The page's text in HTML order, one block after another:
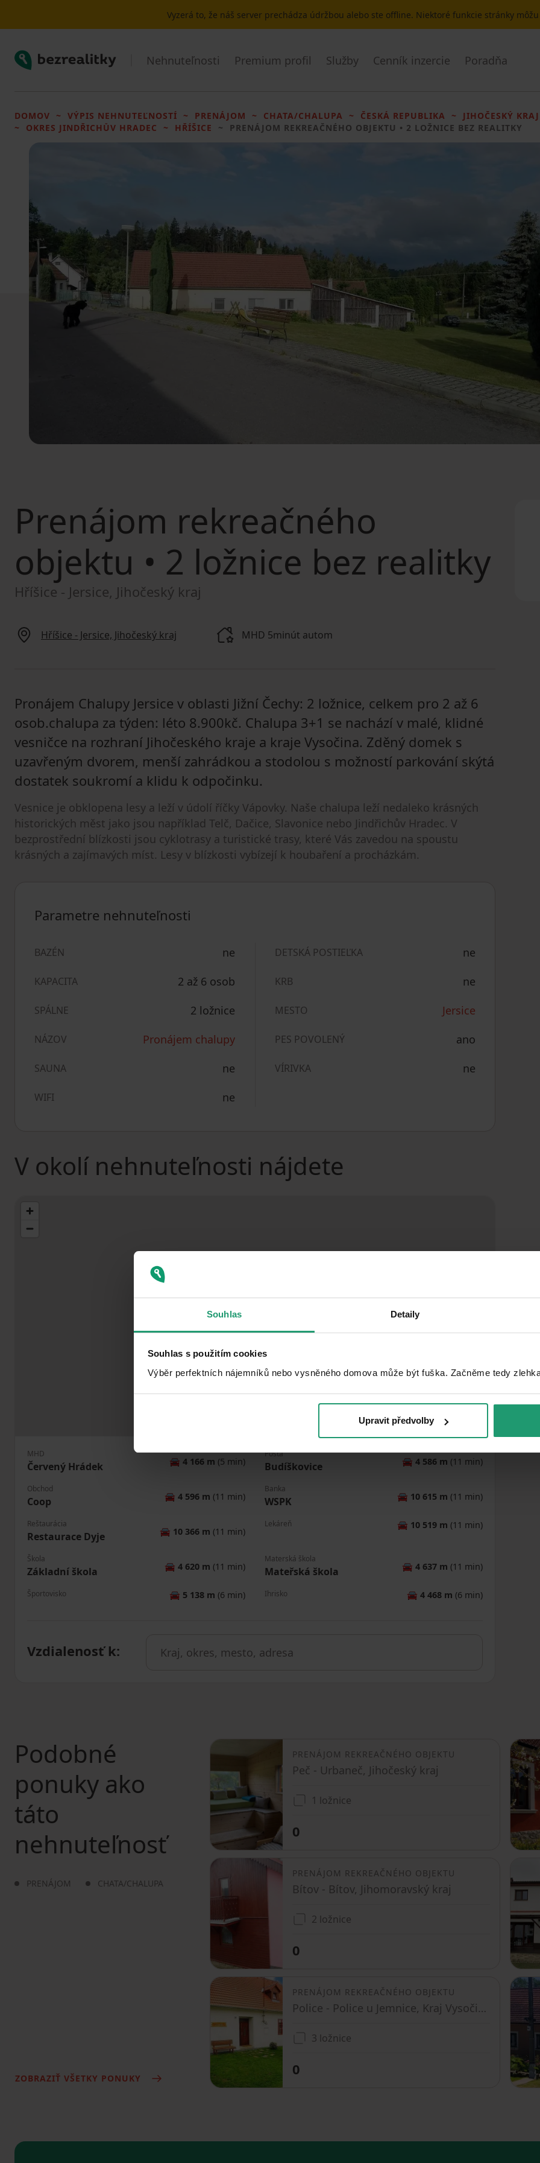
Souhlas Detaily
Souhlas s použitím cookies
Výběr perfektních nájemníků nebo vysněného domova může být fuška. Začněme tedy
Upravit předvolby
Vyzerá to, že náš server prechádza údržbou alebo ste offline. Niektoré funkcie stránky
Bezrealitky Nehnuteľnosti Premium profil Služby Cenník inzercie Poradňa
DOMOV VÝPIS NEHNUTEĽNOSTÍ PRENÁJOM CHATA/CHALUPA ČESKÁ REPUBLIKA
JIHOČESKÝ KRAJ
OKRES JINDŘICHŮV HRADEC
HŘÍŠICE PRENÁJOM REKREAČNÉHO OBJEKTU • 2 LOŽNICE BEZ REALITKY
Prenájom rekreačného
objektu • 2 ložnice bez realitky
Hříšice - Jersice, Jihočeský kraj
Hříšice - Jersice, Jihočeský kraj MHD 5minút autom
Pronájem Chalupy Jersice v oblasti Jižní Čechy: 2 ložnice, celkem pro 2 až 6
osob.chalupa za týden: léto 8.900kč. Chalupa 3+1 se nachází v malé, klidné
vesničce na rozhraní Jihočeského kraje a kraje Vysočina. Zděný domek s
uzavřeným dvorem, menší zahrádkou a stodolou s možností parkování skýtá
dostatek soukromí a klidu k odpočinku.
Vesnice je obklopena lesy a leží v údolí říčky Vápovky. Naše chalupa leží nedaleko krásných
historických měst jako jsou například Telč, Dačice, Slavonice nebo Jindřichův Hradec. V
bezprostřední blízkosti jsou cyklotrasy a turistické trasy, které Vás zavedou na spoustu
krásných a zajímavých míst. Lesy v blízkosti vybízejí k houbaření a procházkám.
Parametre nehnuteľnosti
BAZÉN ne
KAPACITA 2 až 6 osob
SPÁLNE 2 ložnice
NÁZOV Pronájem chalupy
SAUNA ne
WIFI ne
DETSKÁ POSTIEĽKA ne
KRB ne
MESTO Jersice
PES POVOLENÝ ano
VÍRIVKA ne
V okolí nehnuteľnosti nájdete
MapLibre
MHD
Červený Hrádek 🚘 4 166 m (5 min)
Pošta
Budíškovice 🚘 4 586 m (11 min)
Obchod
Coop 🚘 4 596 m (11 min)
Banka
WSPK 🚘 10 615 m (11 min)
Reštaurácia
Restaurace Dyje 🚘 10 366 m (11 min)
Lekáreň 🚘 10 519 m (11 min)
Škola
Základní škola 🚘 4 620 m (11 min)
Materská škola
Mateřská škola 🚘 4 637 m (11 min)
Športovisko 🚘 5 138 m (6 min) Ihrisko 🚘 4 468 m (6 min)
Vzdialenosť k:
Podobné
ponuky ako
táto
nehnuteľnosť
PRENÁJOM CHATA/CHALUPA
ZOBRAZIŤ VŠETKY PONUKY
PRENÁJOM REKREAČNÉHO OBJEKTU
Peč - Urbaneč, Jihočeský kraj
1 ložnice
0
PRENÁJOM REKREAČNÉHO OBJEKTU
Bítov - Bítov, Jihomoravský kraj
2 ložnice
0
PRENÁJOM REKREAČNÉHO OBJEKTU
Police - Police u Jemnice, Kraj Vysočina
3 ložnice
0